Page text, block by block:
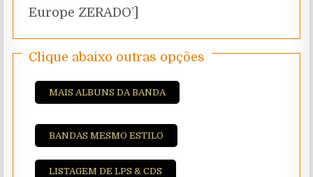
Europe ZERADO’]
Clique abaixo outras opções
MAIS ALBUNS DA BANDA
BANDAS MESMO ESTILO
LISTAGEM DE LPS & CDS